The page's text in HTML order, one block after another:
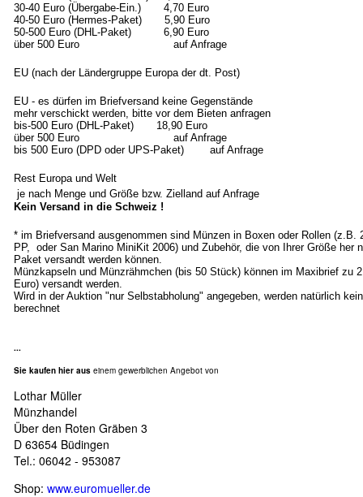
30-40 Euro (Übergabe-Ein.) 4,70 Euro
40-50 Euro (Hermes-Paket) 5,90 Euro
50-500 Euro (DHL-Paket) 6,90 Euro
über 500 Euro auf Anfrage
EU (nach der Ländergruppe Europa der dt. Post)
EU - es dürfen im Briefversand keine Gegenstände
mehr verschickt werden, bitte vor dem Bieten anfragen
bis-500 Euro (DHL-Paket) 18,90 Euro
über 500 Euro auf Anfrage
bis 500 Euro (DPD oder UPS-Paket) auf Anfrage
Rest Europa und Welt
je nach Menge und Größe bzw. Zielland auf Anfrage
Kein Versand in die Schweiz !
* im Briefversand ausgenommen sind Münzen in Boxen oder Rollen (z.B.
PP, oder San Marino MiniKit 2006) und Zubehör, die von Ihrer Größe her
Paket versandt werden können.
Münzkapseln und Münzrähmchen (bis 50 Stück) können im Maxibrief zu
Euro) versandt werden.
Wird in der Auktion "nur Selbstabholung" angegeben, werden natürlich
berechnet
...
Sie kaufen hier aus einem gewerblichen Angebot von
Lothar Müller
Münzhandel
Über den Roten Gräben 3
D 63654 Büdingen
Tel.: 06042 - 953087
Shop: www.euromueller.de